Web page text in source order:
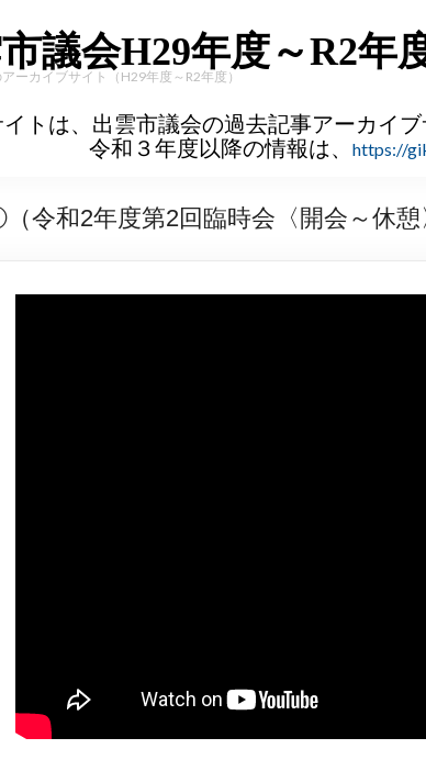
議会H29年度～R2年
ーカイブサイト（H29年度～R2年度）
トは、出雲市議会の過去記事アーカイ
令和３年度以降の情報は、
https://
令和2年度第2回臨時会〈開会～休憩